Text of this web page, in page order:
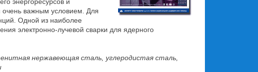
очень важным условием. Для
Одной из наиболее
электронно-лучевой сварки для ядерного
нержавеющая сталь, углеродистая сталь,